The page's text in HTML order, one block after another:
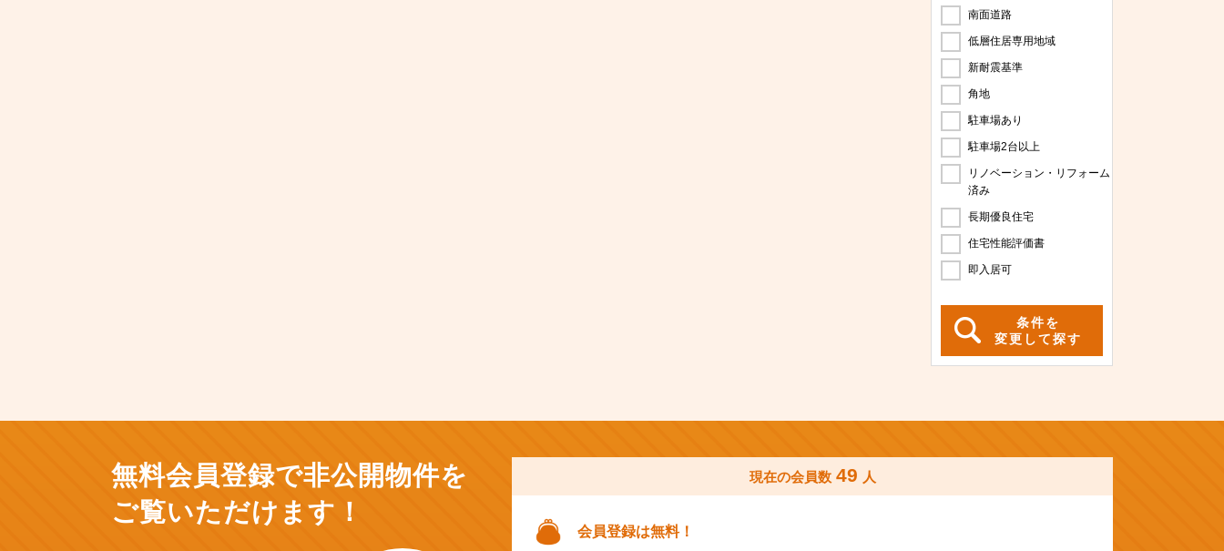
南面道路
低層住居専用地域
新耐震基準
角地
駐車場あり
駐車場2台以上
リノベーション・リフォーム
済み
長期優良住宅
住宅性能評価書
即入居可
条件を
変更して探す
無料会員登録で非公開物件を
ご覧いただけます！
現在の会員数 49 人
会員登録は無料！